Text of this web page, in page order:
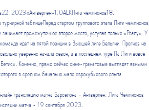
2023«Антверпен»1:0АЕКЛига чемпионов18.
таблицеПеред стартом группового этапа Лиги чемпионов
промежуточное второе место, уступая только «Реалу». У
идет на пятой позиции в Высшей лиге Бельгии. Прогноз на
уверенно начала сезон, а в последнем туре Ла Лиги вовсе
Конечно, прямо сейчас сине-гранатовые выглядят явными
в среднем банально мало еврокубкового опыта.
трансляцию матча Барселона - Антверпен: Лига Чемпионов
матча - 19 сентября 2023.